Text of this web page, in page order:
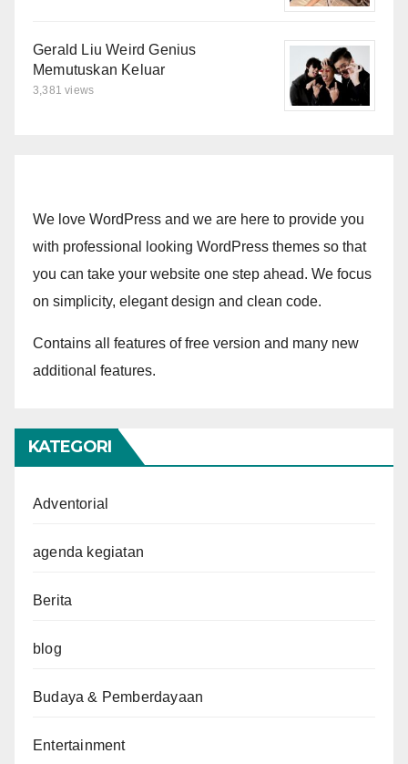
Gerald Liu Weird Genius
Memutuskan Keluar
3,381 views
We love WordPress and we are here to provide you
with professional looking WordPress themes so that
you can take your website one step ahead. We focus
on simplicity, elegant design and clean code.
Contains all features of free version and many new
additional features.
KATEGORI
Adventorial
agenda kegiatan
Berita
blog
Budaya & Pemberdayaan
Entertainment